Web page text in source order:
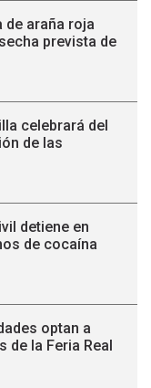
de araña roja
prevista de
celebrará del
de las
detiene en
de cocaína
optan a
de la Feria Real